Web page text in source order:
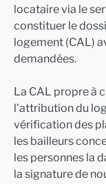
locataire via le
constituer le
logement (CAL)
demandées.
La CAL propre à
l’attribution du
vérification des
les bailleurs
les personnes la
la signature de